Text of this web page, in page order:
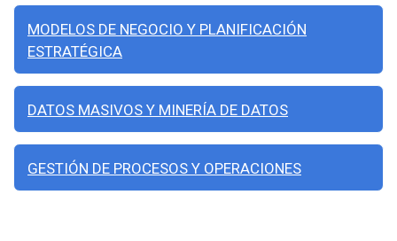
MODELOS DE NEGOCIO Y PLANIFICACIÓN
ESTRATÉGICA
DATOS MASIVOS Y MINERÍA DE DATOS
GESTIÓN DE PROCESOS Y OPERACIONES